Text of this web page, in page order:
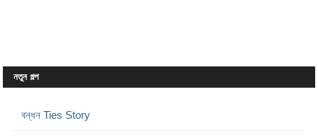
নতুন গল্প
বন্ধন Ties Story